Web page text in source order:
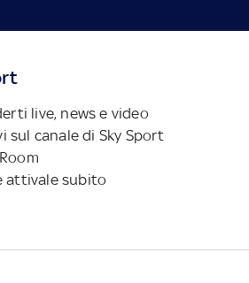
live, news e video
sul canale di Sky Sport
attivale subito